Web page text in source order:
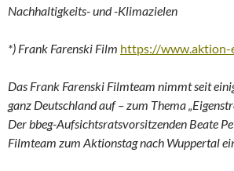
Nachhaltigkeits- und -Klimazielen
*) Frank Farenski Film https://www.aktion-
Das Frank Farenski Filmteam nimmt seit
ganz Deutschland auf – zum Thema
Der bbeg-Aufsichtsratsvorsitzenden Beate
Filmteam zum Aktionstag nach Wuppertal